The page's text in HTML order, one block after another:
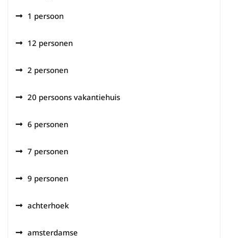
1 persoon
12 personen
2 personen
20 persoons vakantiehuis
6 personen
7 personen
9 personen
achterhoek
amsterdamse